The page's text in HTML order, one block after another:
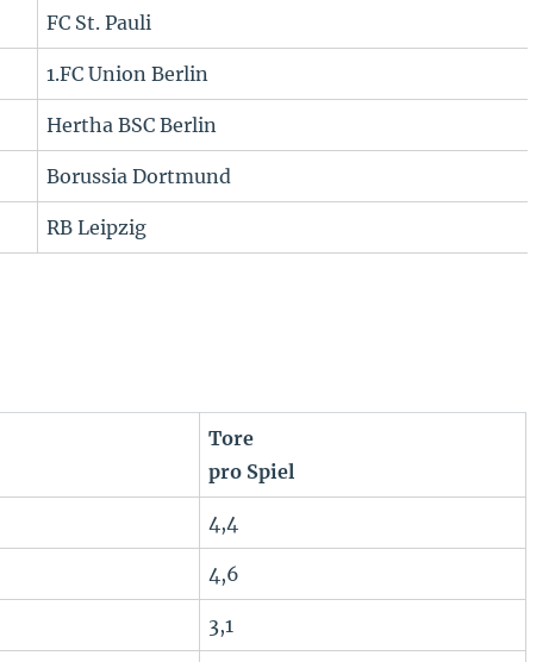
FC St. Pauli
1.FC Union Berlin
Hertha BSC Berlin
Borussia Dortmund
RB Leipzig
Tore
pro Spiel
4,4
4,6
3,1